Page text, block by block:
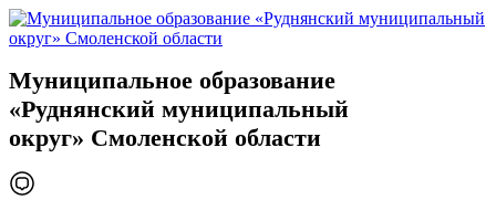
Муниципальное образование
«Руднянский муниципальный
округ» Смоленской области